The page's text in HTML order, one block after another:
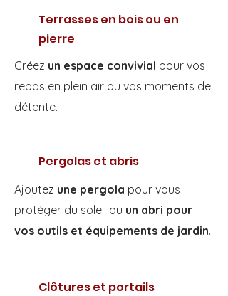
Terrasses en bois ou en
pierre
Créez un espace convivial pour vos
repas en plein air ou vos moments de
détente.
Pergolas et abris
Ajoutez une pergola pour vous
protéger du soleil ou un abri pour
vos outils et équipements de jardin.
Clôtures et portails